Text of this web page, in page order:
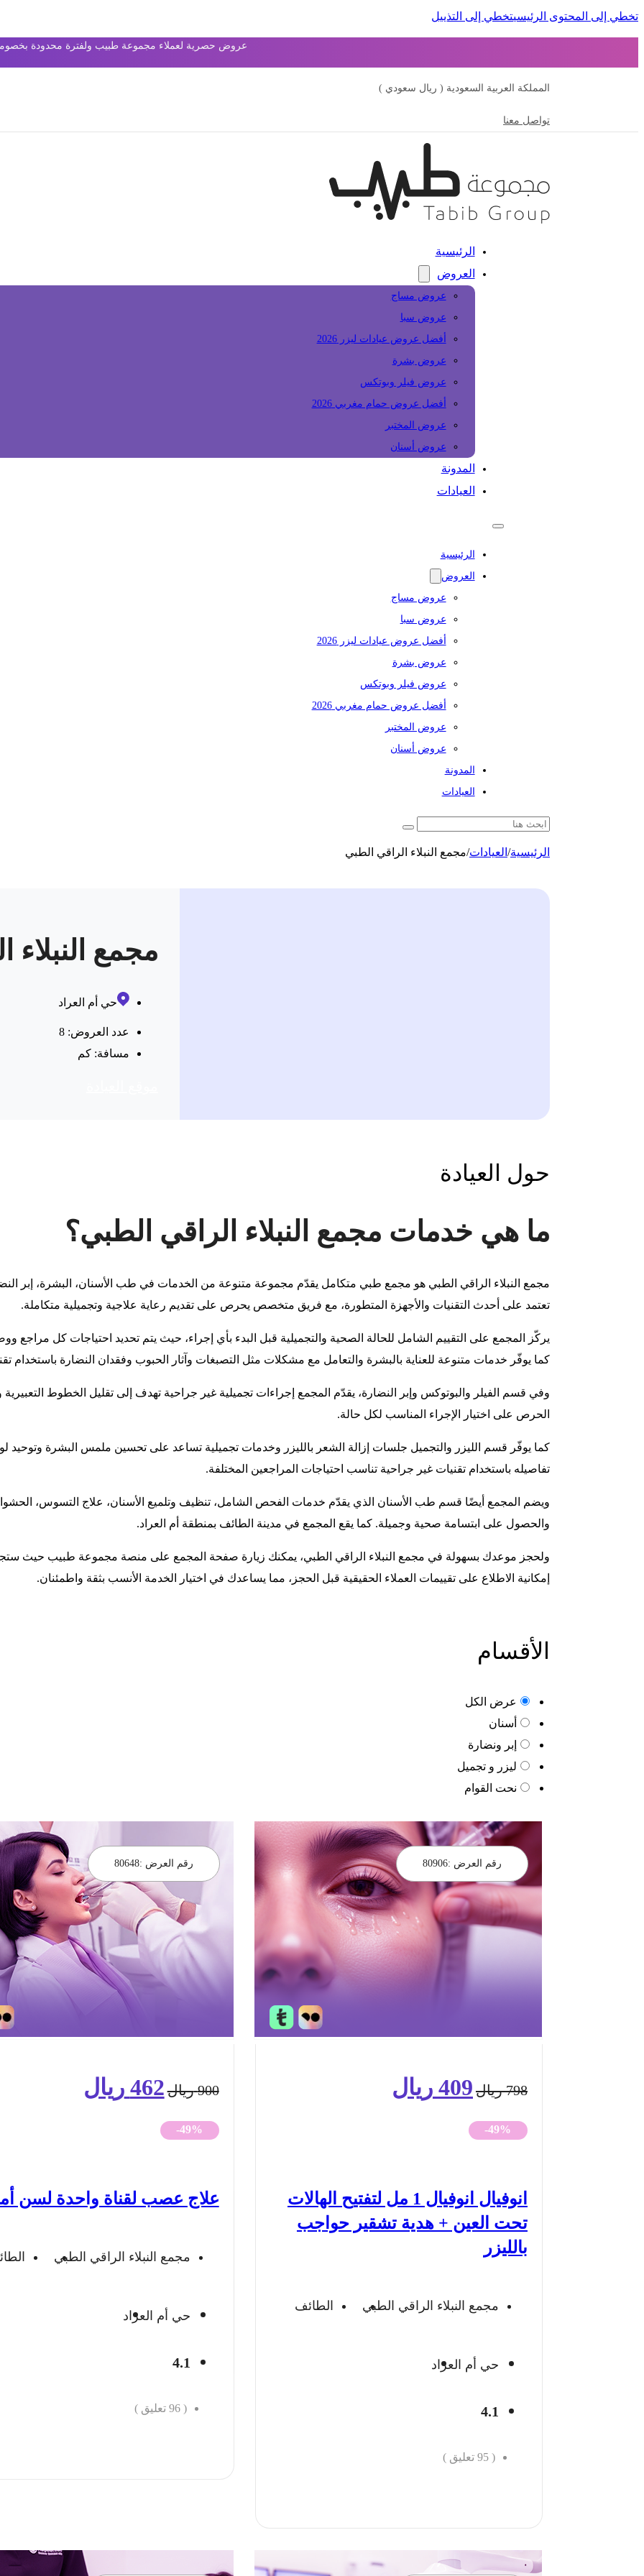
تخطي إلى المحتوى الرئيسيتخطي إلى التذييل
عروض حصرية لعملاء مجموعة طبيب ولفترة محدودة بخصومات
المملكة العربية السعودية ( ريال سعودي )
تواصل معنا
الرئيسية
العروض
عروض مساج
عروض سبا
أفضل عروض عيادات ليزر 2026
عروض بشرة
عروض فيلر وبوتكس
أفضل عروض حمام مغربي 2026
عروض المختبر
عروض أسنان
المدونة
العيادات
الرئيسية
العروض
عروض مساج
عروض سبا
أفضل عروض عيادات ليزر 2026
عروض بشرة
عروض فيلر وبوتكس
أفضل عروض حمام مغربي 2026
عروض المختبر
عروض أسنان
المدونة
العيادات
الرئيسية/ العيادات/مجمع النبلاء الراقي الطبي
مجمع النبلاء
حي أم العراد
عدد العروض: 8
مسافة:كم
حول العيادة
ما هي خدمات مجمع النبلاء الراقي الطبي؟
مجمع النبلاء الراقي الطبي هو مجمع طبي متكامل يقدّم مجموعة متنوعة من الخدمات في طب الأسنان، البشرة، إبر
تعتمد على أحدث التقنيات والأجهزة المتطورة، مع فريق متخصص يحرص على تقديم رعاية علاجية وتجميلية متكاملة.
يركّز المجمع على التقييم الشامل للحالة الصحية والتجميلية قبل البدء بأي إجراء، حيث يتم تحديد احتياجات كل
كما يوفّر خدمات متنوعة للعناية بالبشرة والتعامل مع مشكلات مثل التصبغات وآثار الحبوب وفقدان النضارة باستخدام
وفي قسم الفيلر والبوتوكس وإبر النضارة، يقدّم المجمع إجراءات تجميلية غير جراحية تهدف إلى تقليل الخطوط
الحرص على اختيار الإجراء المناسب لكل حالة.
كما يوفّر قسم الليزر والتجميل جلسات إزالة الشعر بالليزر وخدمات تجميلية تساعد على تحسين ملمس البشرة وتوحيد
تفاصيله باستخدام تقنيات غير جراحية تناسب احتياجات المراجعين المختلفة.
ويضم المجمع أيضًا قسم طب الأسنان الذي يقدّم خدمات الفحص الشامل، تنظيف وتلميع الأسنان، علاج التسوس،
والحصول على ابتسامة صحية وجميلة. كما يقع المجمع في مدينة الطائف بمنطقة أم العراد.
ولحجز موعدك بسهولة في مجمع النبلاء الراقي الطبي، يمكنك زيارة صفحة المجمع على منصة مجموعة طبيب حيث ستجد
إمكانية الاطلاع على تقييمات العملاء الحقيقية قبل الحجز، مما يساعدك في اختيار الخدمة الأنسب بثقة واطمئنان.
الأقسام
عرض الكل
أسنان
إبر ونضارة
ليزر و تجميل
نحت القوام
رقم العرض :80906
798 ريال السعر
الأصلي
798 ريال.
409 ريال
409 ريال.
-49%
انوفيال انوفيال 1 مل لتفتيح الهالات
تحت العين + هدية تشقير حواجب
بالليزر
مجمع النبلاء الراقي الطبي الطائف
حي أم العراد
4.1
(
95 تعليق )
رقم العرض :80648
900 ريال السعر
الأصلي
462 ريال
-49%
علاج عصب لقناة واحدة لسن
مجمع النبلاء الراقي الطبي
حي أم العراد
4.1
(
96 تعليق )